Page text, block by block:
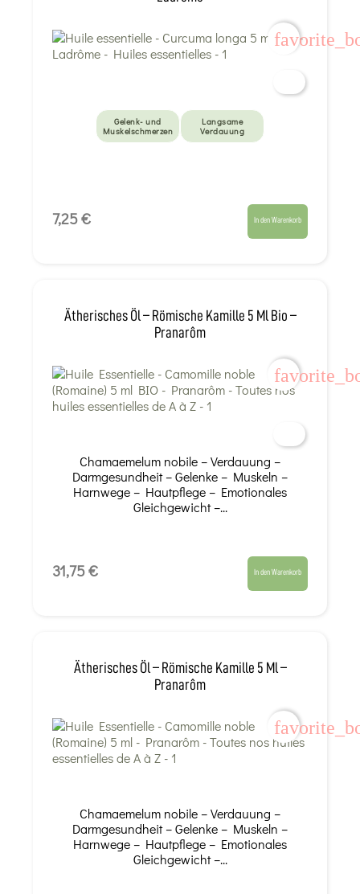
Gelenk- und
Muskelschmerzen
Langsame
Verdauung
7,25 € In den Warenkorb
Ätherisches Öl – Römische Kamille 5 Ml Bio –
Pranarôm
Chamaemelum nobile – Verdauung –
Darmgesundheit – Gelenke – Muskeln –
Harnwege – Hautpflege – Emotionales
Gleichgewicht –...
31,75 € In den Warenkorb
Ätherisches Öl – Römische Kamille 5 Ml –
Pranarôm
Chamaemelum nobile – Verdauung –
Darmgesundheit – Gelenke – Muskeln –
Harnwege – Hautpflege – Emotionales
Gleichgewicht –...